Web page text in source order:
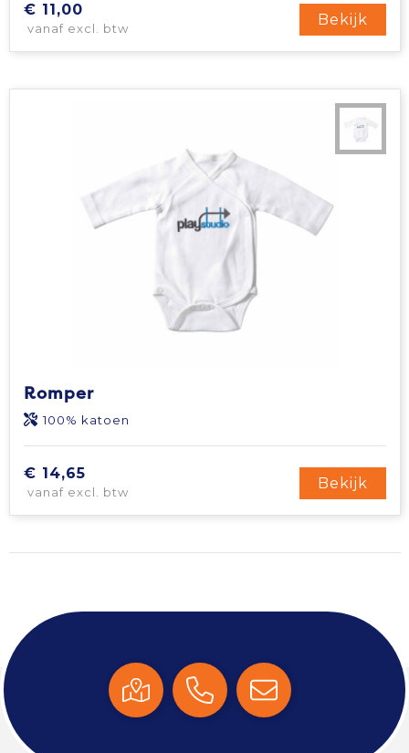
€ 11,00
vanaf excl. btw
Bekijk
Romper
100% katoen
€ 14,65
vanaf excl. btw
Bekijk